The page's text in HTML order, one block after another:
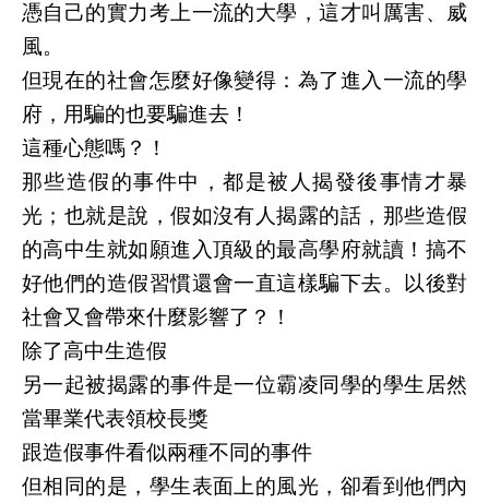
憑自己的實力考上一流的大學，這才叫厲害、威
風。
但現在的社會怎麼好像變得：為了進入一流的學
府，用騙的也要騙進去！
這種心態嗎？！
那些造假的事件中，都是被人揭發後事情才暴
光；也就是說，假如沒有人揭露的話，那些造假
的高中生就如願進入頂級的最高學府就讀！搞不
好他們的造假習慣還會一直這樣騙下去。以後對
社會又會帶來什麼影響了？！
除了高中生造假
另一起被揭露的事件是一位霸凌同學的學生居然
當畢業代表領校長獎
跟造假事件看似兩種不同的事件
但相同的是，學生表面上的風光，卻看到他們內